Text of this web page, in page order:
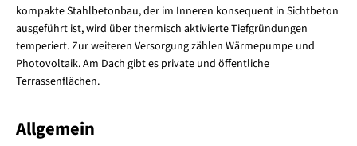
kompakte Stahlbetonbau, der im Inneren konsequent in Sichtbeton
ausgeführt ist, wird über thermisch aktivierte Tiefgründungen
temperiert. Zur weiteren Versorgung zählen Wärmepumpe und
Photovoltaik. Am Dach gibt es private und öffentliche
Terrassenflächen.
Allgemein